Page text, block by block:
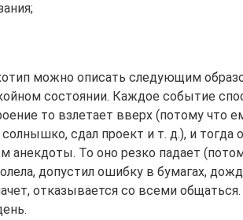
можно описать следующим
состоянии. Каждое событие
то взлетает вверх (потому что
сдал проект и т. д.), и тогда
анекдоты. То оно резко падает
допустил ошибку в бумагах,
отказывается со всеми